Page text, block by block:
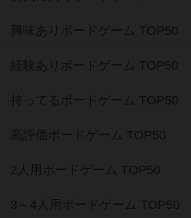
興味ありボードゲーム TOP50
経験ありボードゲーム TOP50
持ってるボードゲーム TOP50
高評価ボードゲーム TOP50
2人用ボードゲーム TOP50
3～4人用ボードゲーム TOP50